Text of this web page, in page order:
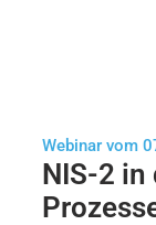
Webinar vom
NIS-2 in